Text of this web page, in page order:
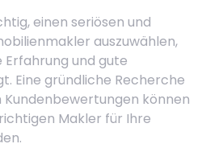
einen seriösen und
auszuwählen,
und gute
Eine gründliche Recherche
Kundenbewertungen können
Makler für Ihre